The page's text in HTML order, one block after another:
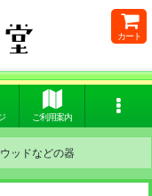
カート
ご利用案内
ッドなどの器